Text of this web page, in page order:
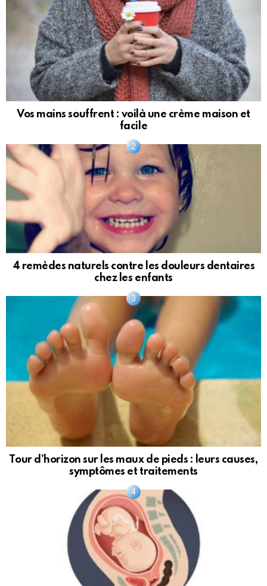
Vos mains souffrent : voilà une crème maison et
facile
4 remèdes naturels contre les douleurs dentaires
chez les enfants
Tour d’horizon sur les maux de pieds : leurs causes,
symptômes et traitements